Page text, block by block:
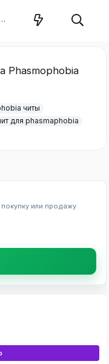
Регистрация
Phasmophobia
читы
для phasmaphobia
или продажу